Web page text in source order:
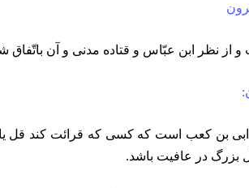
از نظر ابن عبّاس و قتاده مدنى و آن
بن كعب است كه كسى كه قرائت كند قل يا
بزرگ در عافيت باشد.